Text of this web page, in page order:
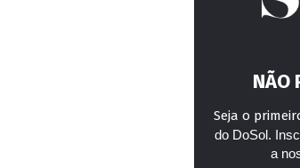
NÃO
Seja o
do DoSol.
a